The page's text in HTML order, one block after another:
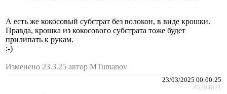
А есть же кокосовый субстрат без волокон, в виде крошки.
Правда, крошка из кокосового субстрата тоже будет
прилипать к рукам.
:-)
Изменено 23.3.25 автор MTumanov
23/03/2025 00:00:25
#3204621